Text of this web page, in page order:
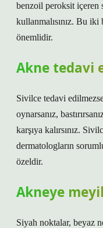
benzoil peroksit
kullanmalısınız. Bu
önemlidir.
Akne tedavi
Sivilce tedavi
oynarsanız,
karşıya kalırsınız.
dermatologların
özeldir.
Akneye
Siyah noktalar, beyaz